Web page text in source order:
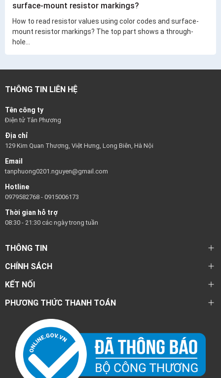
surface-mount resistor markings?
How to read resistor values using color codes and surface-
mount resistor markings? The top part shows a through-
hole...
THÔNG TIN LIÊN HỆ
Tên công ty
Điện tử Tân Phương
Địa chỉ
129 Kim Quan Thượng, Việt Hưng, Long Biên, Hà Nội
Email
tanphuong0201.nguyen@gmail.com
Hotline
0979582768 - 0915006173
Thời gian hỗ trợ
08:30 - 21:30 các ngày trong tuần
THÔNG TIN
CHÍNH SÁCH
KẾT NỐI
PHƯƠNG THỨC THANH TOÁN